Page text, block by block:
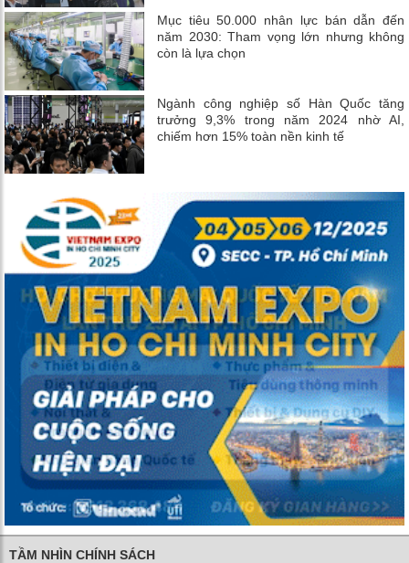
Mục tiêu 50.000 nhân lực bán dẫn đến
năm 2030: Tham vọng lớn nhưng không
còn là lựa chọn
Ngành công nghiệp số Hàn Quốc tăng
trưởng 9,3% trong năm 2024 nhờ AI,
chiếm hơn 15% toàn nền kinh tế
TẦM NHÌN CHÍNH SÁCH